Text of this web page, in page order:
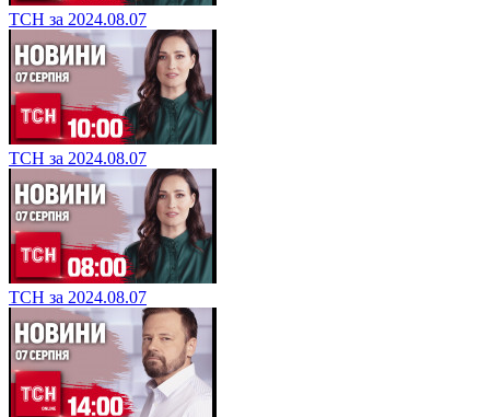
ТСН за 2024.08.07
ТСН за 2024.08.07
ТСН за 2024.08.07